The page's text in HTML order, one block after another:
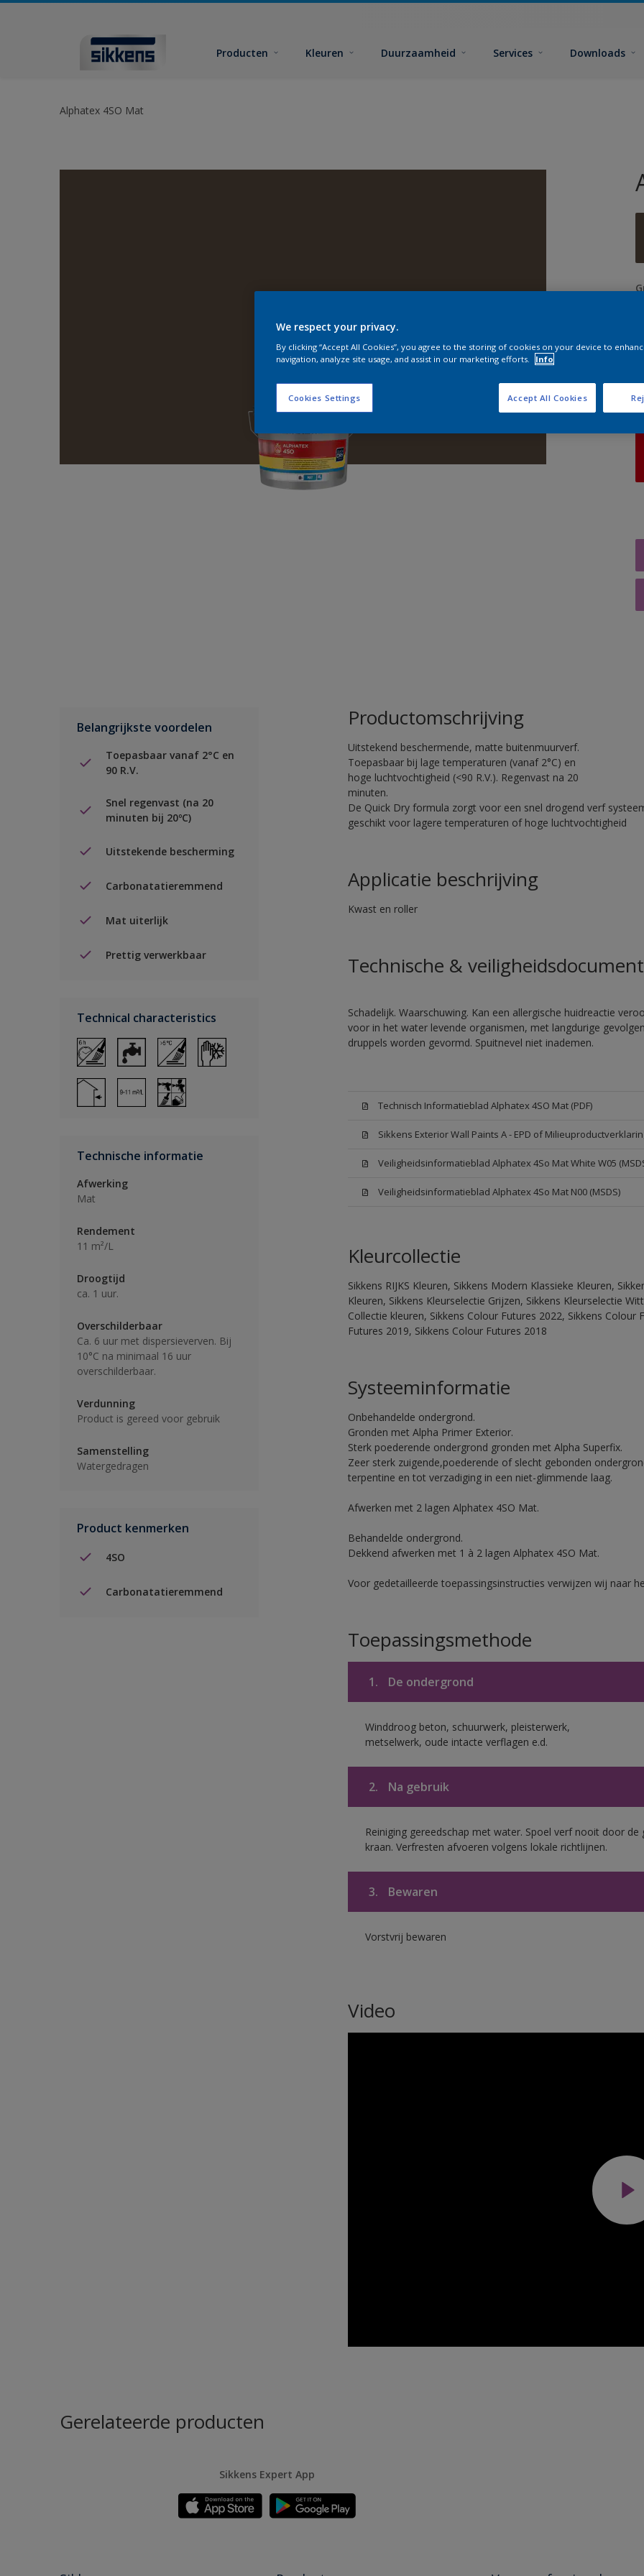
Producten Kleuren Duurzaamheid Services Downloads
Alphatex 4SO Mat
Belangrijkste voordelen
Toepasbaar vanaf 2°C en
90 R.V.
Snel regenvast (na 20
minuten bij 20ºC)
Uitstekende bescherming
Carbonatatieremmend
Mat uiterlijk
Prettig verwerkbaar
Technical characteristics
Technische informatie
Afwerking
Mat
Rendement
11 m²/L
Droogtijd
ca. 1 uur.
Overschilderbaar
Ca. 6 uur met dispersieverven. Bij
10°C na minimaal 16 uur
overschilderbaar.
Verdunning
Product is gereed voor gebruik
Samenstelling
Watergedragen
Product kenmerken
4SO
Carbonatatieremmend
Productomschrijving
Uitstekend beschermende, matte buitenmuurverf.
Toepasbaar bij lage temperaturen (vanaf 2°C) en
hoge luchtvochtigheid (<90 R.V.). Regenvast na 20
minuten.
De Quick Dry formula zorgt voor een snel drogend verf
geschikt voor lagere temperaturen of hoge luchtvochtigheid
Applicatie beschrijving
Kwast en roller
Technische &
Schadelijk. Waarschuwing. Kan een allergische huidreactie
voor in het water levende organismen, met langdurige
druppels worden gevormd. Spuitnevel niet inademen.
Technisch Informatieblad Alphatex 4SO Mat (PDF)
Sikkens Exterior Wall Paints A - EPD of
Veiligheidsinformatieblad Alphatex 4So Mat White W05
Veiligheidsinformatieblad Alphatex 4So Mat N00 (MSDS)
Kleurcollectie
Sikkens RIJKS Kleuren, Sikkens Modern Klassieke Kleuren,
Kleuren, Sikkens Kleurselectie Grijzen, Sikkens Kleurselectie
Collectie kleuren, Sikkens Colour Futures 2022, Sikkens
Futures 2019, Sikkens Colour Futures 2018
Systeeminformatie
Onbehandelde ondergrond.
Gronden met Alpha Primer Exterior.
Sterk poederende ondergrond gronden met Alpha Superfix.
Zeer sterk zuigende,poederende of slecht gebonden
terpentine en tot verzadiging in een niet-glimmende laag.
Afwerken met 2 lagen Alphatex 4SO Mat.
Behandelde ondergrond.
Dekkend afwerken met 1 à 2 lagen Alphatex 4SO Mat.
Voor gedetailleerde toepassingsinstructies verwijzen wij naar
Toepassingsmethode
1. De ondergrond
Winddroog beton, schuurwerk, pleisterwerk,
metselwerk, oude intacte verflagen e.d.
2. Na gebruik
Reiniging gereedschap met water. Spoel verf nooit door
kraan. Verfresten afvoeren volgens lokale richtlijnen.
3. Bewaren
Vorstvrij bewaren
Video
Gerelateerde producten
Sikkens Expert App
We respect your privacy.
By clicking “Accept All Cookies”, you agree to the storing of cookies on your device to
navigation, analyze site usage, and assist in our marketing efforts.
Info
Cookies Settings Accept All Cookies